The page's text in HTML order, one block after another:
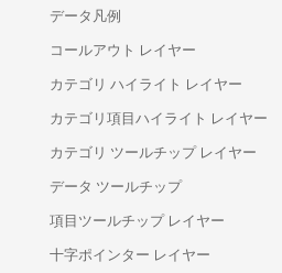
データ凡例
コールアウト レイヤー
カテゴリ ハイライト レイヤー
カテゴリ項目ハイライト レイヤー
カテゴリ ツールチップ レイヤー
データ ツールチップ
項目ツールチップ レイヤー
十字ポインター レイヤー
API リファレンス
ui.igDataChart
title
subtitle
ヘルプ トピック
データ チャート ヘルプ概要
チャートのタイトルとサブタイトル